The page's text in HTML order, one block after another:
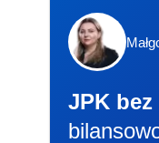
JPK bez